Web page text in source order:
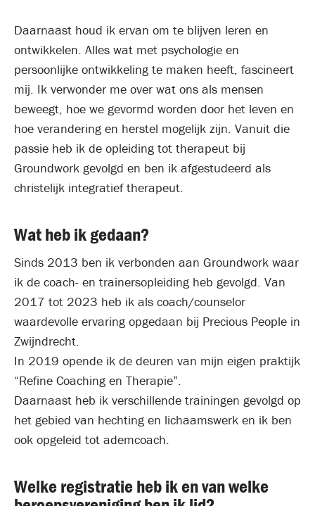
Daarnaast houd ik ervan om te blijven leren en
ontwikkelen. Alles wat met psychologie en
persoonlijke ontwikkeling te maken heeft, fascineert
mij. Ik verwonder me over wat ons als mensen
beweegt, hoe we gevormd worden door het leven en
hoe verandering en herstel mogelijk zijn. Vanuit die
passie heb ik de opleiding tot therapeut bij
Groundwork gevolgd en ben ik afgestudeerd als
christelijk integratief therapeut.
Wat heb ik gedaan?
Sinds 2013 ben ik verbonden aan Groundwork waar
ik de coach- en trainersopleiding heb gevolgd. Van
2017 tot 2023 heb ik als coach/counselor
waardevolle ervaring opgedaan bij Precious People in
Zwijndrecht.
In 2019 opende ik de deuren van mijn eigen praktijk
“Refine Coaching en Therapie”.
Daarnaast heb ik verschillende trainingen gevolgd op
het gebied van hechting en lichaamswerk en ik ben
ook opgeleid tot ademcoach.
Welke registratie heb ik en van welke